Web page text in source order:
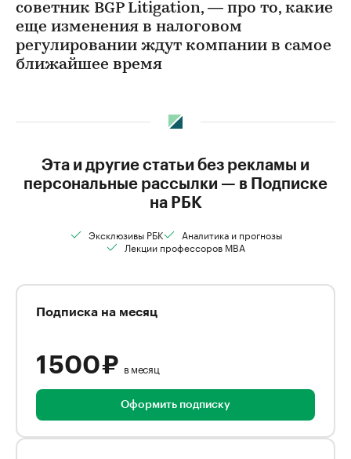
советник BGP Litigation, — про то, какие
еще изменения в налоговом
регулировании ждут компании в самое
ближайшее время
Эта и другие статьи без рекламы и
персональные рассылки — в Подписке
на РБК
Эксклюзивы РБК
Аналитика и прогнозы
Лекции профессоров MBA
Подписка на месяц
1 500 ₽ в месяц
Оформить подписку